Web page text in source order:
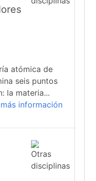
atómica de
seis puntos
la materia...
más información